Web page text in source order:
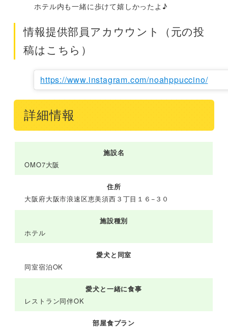
ホテル内も一緒に歩けて嬉しかったよ♪
情報提供部員アカウウント（元の投
稿はこちら）
https://www.instagram.com/noahppuccino/
詳細情報
施設名
OMO7大阪
住所
大阪府大阪市浪速区恵美須西３丁目１６−３０
施設種別
ホテル
愛犬と同室
同室宿泊OK
愛犬と一緒に食事
レストラン同伴OK
部屋食プラン